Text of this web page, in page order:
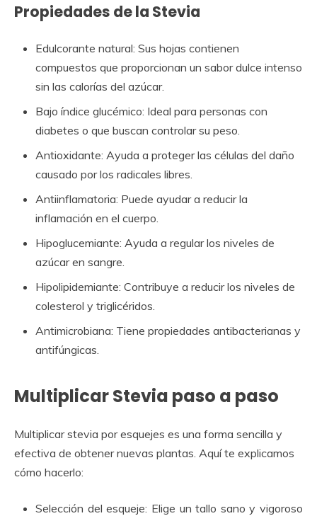
Propiedades de la Stevia
Edulcorante natural: Sus hojas contienen
compuestos que proporcionan un sabor dulce intenso
sin las calorías del azúcar.
Bajo índice glucémico: Ideal para personas con
diabetes o que buscan controlar su peso.
Antioxidante: Ayuda a proteger las células del daño
causado por los radicales libres.
Antiinflamatoria: Puede ayudar a reducir la
inflamación en el cuerpo.
Hipoglucemiante: Ayuda a regular los niveles de
azúcar en sangre.
Hipolipidemiante: Contribuye a reducir los niveles de
colesterol y triglicéridos.
Antimicrobiana: Tiene propiedades antibacterianas y
antifúngicas.
Multiplicar Stevia paso a paso
Multiplicar stevia por esquejes es una forma sencilla y
efectiva de obtener nuevas plantas. Aquí te explicamos
cómo hacerlo:
Selección del esqueje: Elige un tallo sano y vigoroso